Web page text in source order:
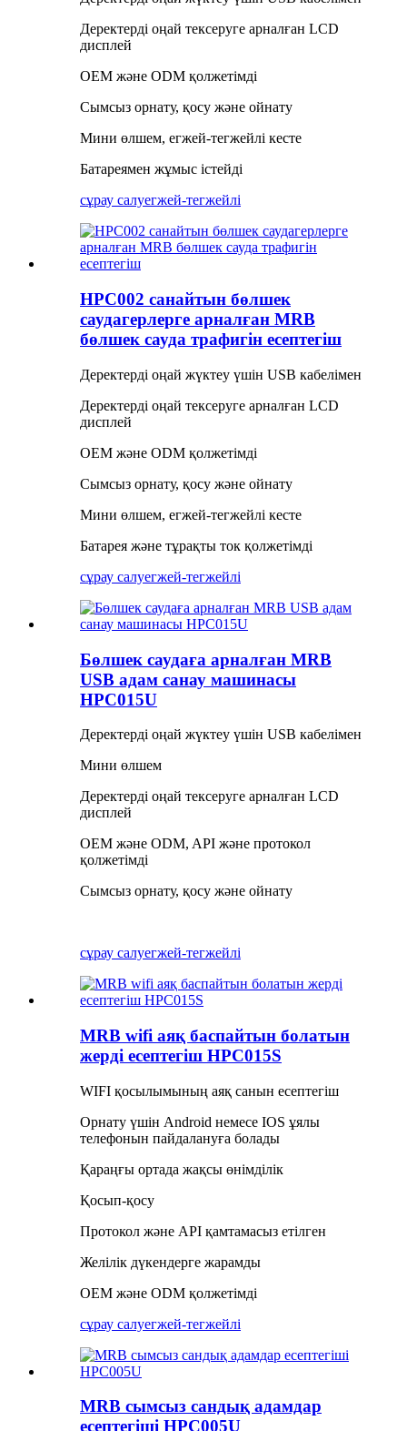
Деректерді оңай тексеруге арналған LCD
дисплей
OEM және ODM қолжетімді
Сымсыз орнату, қосу және ойнату
Мини өлшем, егжей-тегжейлі кесте
Батареямен жұмыс істейді
сұрау салуегжей-тегжейлі
HPC002 санайтын бөлшек
саудагерлерге арналған MRB
бөлшек сауда трафигін есептегіш
Деректерді оңай жүктеу үшін USB кабелімен
Деректерді оңай тексеруге арналған LCD
дисплей
OEM және ODM қолжетімді
Сымсыз орнату, қосу және ойнату
Мини өлшем, егжей-тегжейлі кесте
Батарея және тұрақты ток қолжетімді
сұрау салуегжей-тегжейлі
Бөлшек саудаға арналған MRB
USB адам санау машинасы
HPC015U
Деректерді оңай жүктеу үшін USB кабелімен
Мини өлшем
Деректерді оңай тексеруге арналған LCD
дисплей
OEM және ODM, API және протокол
қолжетімді
Сымсыз орнату, қосу және ойнату
сұрау салуегжей-тегжейлі
MRB wifi аяқ баспайтын болатын
жерді есептегіш HPC015S
WIFI қосылымының аяқ санын есептегіш
Орнату үшін Android немесе IOS ұялы
телефонын пайдалануға болады
Қараңғы ортада жақсы өнімділік
Қосып-қосу
Протокол және API қамтамасыз етілген
Желілік дүкендерге жарамды
OEM және ODM қолжетімді
сұрау салуегжей-тегжейлі
MRB сымсыз сандық адамдар
есептегіші HPC005U